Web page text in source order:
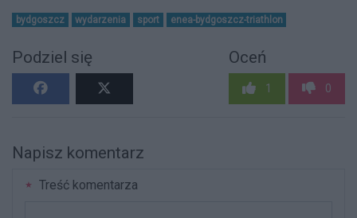
bydgoszcz wydarzenia sport enea-bydgoszcz-triathlon
Podziel się Oceń
1 0
Napisz komentarz
Treść komentarza